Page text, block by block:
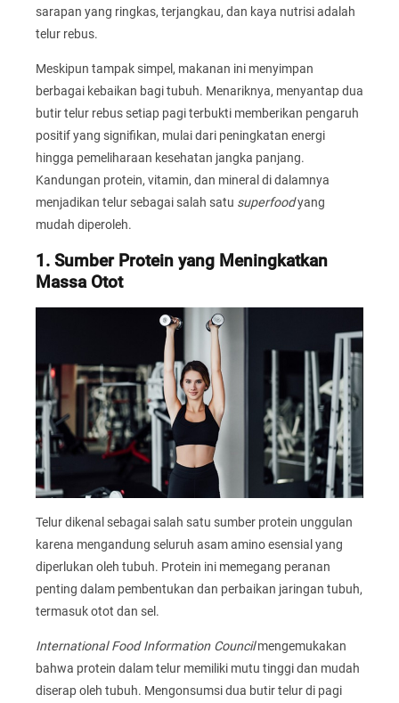
sarapan yang ringkas, terjangkau, dan kaya nutrisi adalah
telur rebus.
Meskipun tampak simpel, makanan ini menyimpan
berbagai kebaikan bagi tubuh. Menariknya, menyantap dua
butir telur rebus setiap pagi terbukti memberikan pengaruh
positif yang signifikan, mulai dari peningkatan energi
hingga pemeliharaan kesehatan jangka panjang.
Kandungan protein, vitamin, dan mineral di dalamnya
menjadikan telur sebagai salah satu superfoodyang
mudah diperoleh.
1. Sumber Protein yang Meningkatkan
Massa Otot
Telur dikenal sebagai salah satu sumber protein unggulan
karena mengandung seluruh asam amino esensial yang
diperlukan oleh tubuh. Protein ini memegang peranan
penting dalam pembentukan dan perbaikan jaringan tubuh,
termasuk otot dan sel.
International Food Information Councilmengemukakan
bahwa protein dalam telur memiliki mutu tinggi dan mudah
diserap oleh tubuh. Mengonsumsi dua butir telur di pagi